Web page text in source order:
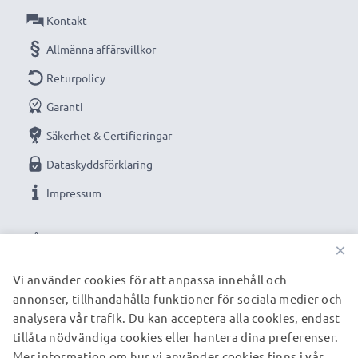
Anslutning 1: Micro USB connector
Anslutning 2: USB A adapter
Version: USB 2.0
1m lång sladd
Färg: svart
Optimerad för bland annat:
samt eReader, ritplatta, kindle med flera.
Vi grundades år 2004 och är en internationell
specialist som endast erbjuder kvalitetsprodukter.
Därför har vi en garanti på 36 månader!
VÅRA BETALNINGSALTERNATIV
Kontakt
Allmänna affärsvillkor
Returpolicy
Garanti
Säkerhet & Certifieringar
Dataskyddsförklaring
Impressum
VÅRA FRAKTPARTNERS
×
Vi använder cookies för att anpassa innehåll och
annonser, tillhandahålla funktioner för sociala medier och
analysera vår trafik. Du kan acceptera alla cookies, endast
tillåta nödvändiga cookies eller hantera dina preferenser.